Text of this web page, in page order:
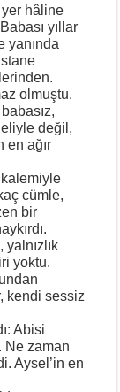
yer hâline
yıllar
yanında
olmuştu.
değil,
en ağır
cümle,
bir
yoktu.
kendi sessiz
Abisi
Ne zaman
Aysel’in en